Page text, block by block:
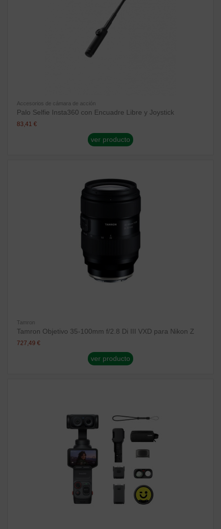
Accesorios de cámara de acción
Palo Selfie Insta360 con Encuadre Libre y Joystick
83,41 €
ver producto
Tamron
Tamron Objetivo 35-100mm f/2.8 Di III VXD para Nikon Z
727,49 €
ver producto